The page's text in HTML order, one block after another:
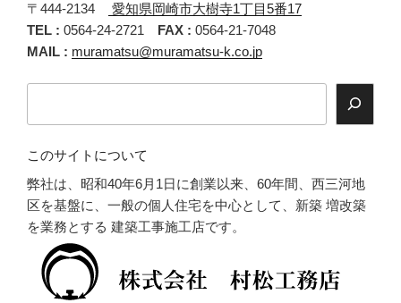
〒444-2134
愛知県岡崎市大樹寺1丁目5番17
TEL : 0564-24-2721 FAX : 0564-21-7048
MAIL : muramatsu@muramatsu-k.co.jp
このサイトについて
弊社は、昭和40年6月1日に創業以来、60年間、西三河地
区を基盤に、一般の個人住宅を中心として、新築 増改築
を業務とする 建築工事施工店です。